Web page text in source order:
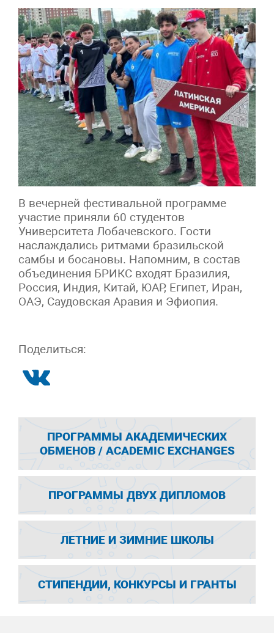
В вечерней фестивальной программе
участие приняли 60 студентов
Университета Лобачевского. Гости
наслаждались ритмами бразильской
самбы и босановы. Напомним, в состав
объединения БРИКС входят Бразилия,
Россия, Индия, Китай, ЮАР, Египет, Иран,
ОАЭ, Саудовская Аравия и Эфиопия.
Поделиться:
ПРОГРАММЫ АКАДЕМИЧЕСКИХ
ОБМЕНОВ / ACADEMIC EXCHANGES
ПРОГРАММЫ ДВУХ ДИПЛОМОВ
ЛЕТНИЕ И ЗИМНИЕ ШКОЛЫ
СТИПЕНДИИ, КОНКУРСЫ И ГРАНТЫ